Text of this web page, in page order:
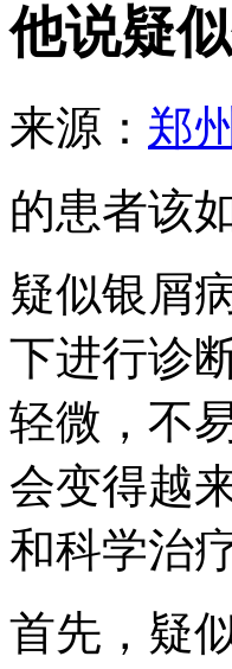
他说疑
来源： 郑
的患者该
疑似银屑
下进行诊
轻微，不
会变得越
和科学治
首先，疑